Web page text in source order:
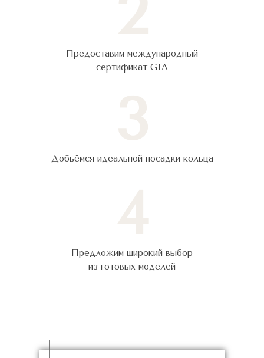
Предоставим международный
сертификат GIA
Добьёмся идеальной посадки кольца
Предложим широкий выбор
из готовых моделей